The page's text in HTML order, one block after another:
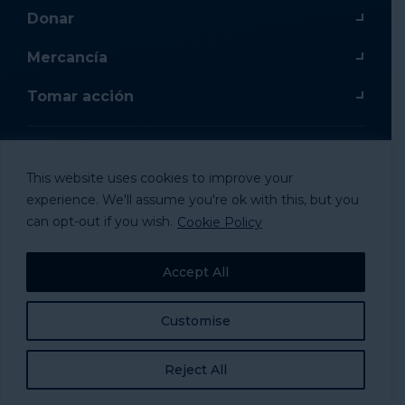
This website uses cookies to improve your
experience. We'll assume you're ok with this, but you
can opt-out if you wish. Cookie Policy
Customise
Reject All
Accept All
Donar
Mercancía
Tomar acción
© 2024 National Alliance to Homelessness, All
Rights Reserved.